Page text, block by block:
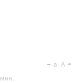
мин.
a A